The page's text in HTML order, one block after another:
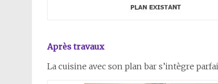
Après travaux
La cuisine avec son plan bar s’intègre